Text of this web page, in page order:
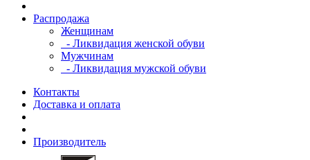
Распродажа
Женщинам
- Ликвидация женской обуви
Мужчинам
- Ликвидация мужской обуви
Контакты
Доставка и оплата
Производитель